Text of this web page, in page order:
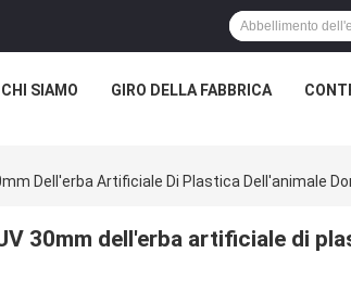
CHI SIAMO GIRO DELLA FABBRICA
Dell'erba Artificiale Di Plastica Dell'animale
30mm dell'erba artificiale di